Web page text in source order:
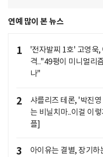
연예 많이 본 뉴스
1
'전자발찌 1호' 고영욱,
격.."49평이 미니멀리
나"
2
샤를리즈 테론, '박진
는 비닐치마..이걸 이
플]
3
아이유는 결별, 장기